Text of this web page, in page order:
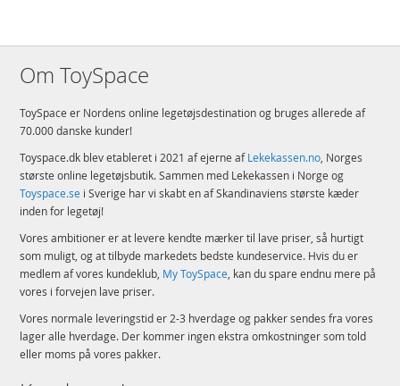
Om ToySpace
ToySpace er Nordens online legetøjsdestination og bruges allerede af
70.000 danske kunder!
Toyspace.dk blev etableret i 2021 af ejerne afLekekassen.no, Norges
største online legetøjsbutik. Sammen med Lekekassen i Norge og
Toyspace.se i Sverige har vi skabt en af Skandinaviens største kæder
inden for legetøj!
Vores ambitioner er at levere kendte mærker til lave priser, så hurtigt
som muligt, og at tilbyde markedets bedste kundeservice. Hvis du er
medlem af vores kundeklub, My ToySpace, kan du spare endnu mere på
vores i forvejen lave priser.
Vores normale leveringstid er 2-3 hverdage og pakker sendes fra vores
lager alle hverdage. Der kommer ingen ekstra omkostninger som told
eller moms på vores pakker.